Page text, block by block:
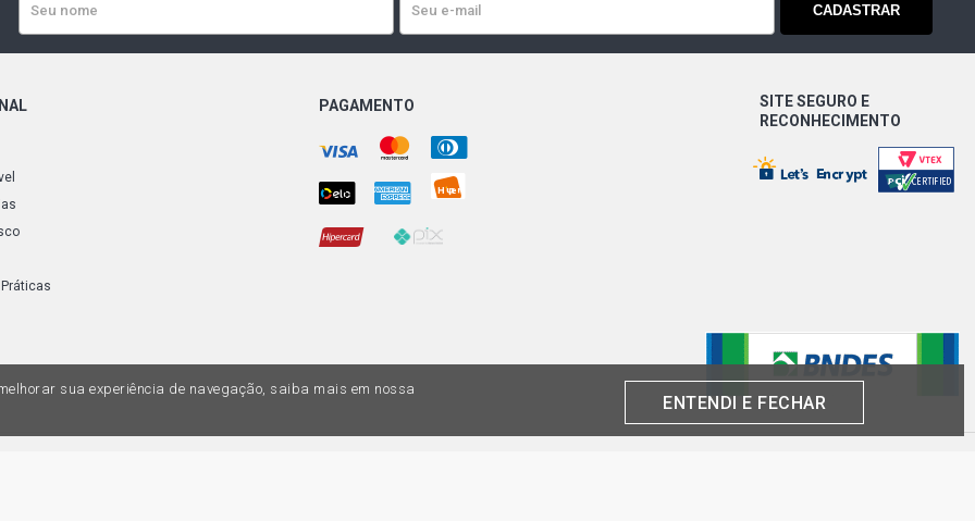
HILUX CD SR PICKUP 2.7 16V 2TR-FE L4 FLEX
HILUX CD GR-S 4X4 PICKUP 4.0 24V 1GR-FE V6
GASOLINA (2020 - 2021)
HILUX SR CHALLENGE CD TDI HATCH 2.8 16V 1GD-
FTV L4 DIESEL (2018 - 2018)
CADASTRAR
PAGAMENTO
SITE SEGURO E
RECONHECIMENTO
sua experiência de navegação, saiba mais em nossa
ENTENDI E FECHAR